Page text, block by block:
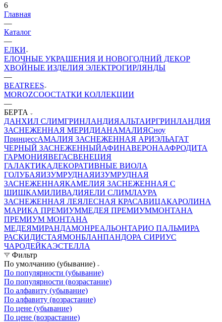
6
Главная
—
Каталог
—
ЕЛКИ
ЕЛОЧНЫЕ УКРАШЕНИЯ И НОВОГОДНИЙ ДЕКОР
ХВОЙНЫЕ ИЗДЕЛИЯ ЭЛЕКТРОГИРЛЯНДЫ
—
BEATREES
MOROZCOОСТАТКИ КОЛЛЕКЦИИ
—
БЕРТА
ДАНХИЛ СЛИМГРИНЛАНДИЯАЛЬТАИРГРИНЛАНДИЯ
ЗАСНЕЖЕННАЯ МЕРИДИАНАМАЛИЯСноу
ПринцессАМАЛИЯ ЗАСНЕЖЕННАЯ АРИЭЛЬАГАТ
ЧЕРНЫЙ ЗАСНЕЖЕННЫЙАФИНАВЕРОНААФРОДИТА
ГАРМОНИЯВЕГАСВЕНЕЦИЯ
ГАЛАКТИКАДЕКОРАТИВНЫЕ ВИОЛА
ГОЛУБАЯИЗУМРУДНАЯИЗУМРУДНАЯ
ЗАСНЕЖЕННАЯКАМЕЛИЯ ЗАСНЕЖЕННАЯ С
ШИШКАМИЛИВАДИЯЕЛИ СЛИМЛАУРА
ЗАСНЕЖЕННАЯ ЛЕЯЛЕСНАЯ КРАСАВИЦАКАРОЛИНА
МАРИКА ПРЕМИУММЕДЕЯ ПРЕМИУММОНТАНА
ПРЕМИУМ МОНТАНА
МЕДЕЯМИРАНДАМОНРЕАЛЬОНТАРИО ПАЛЬМИРА
РАСКИДИСТАЯМОНБЛАНПАНДОРА СИРИУС
ЧАРОДЕЙКАЭСТЕЛЛА
Фильтр
По умолчанию (убывание)
По популярности (убывание)
По популярности (возрастание)
По алфавиту (убывание)
По алфавиту (возрастание)
По цене (убывание)
По цене (возрастание)